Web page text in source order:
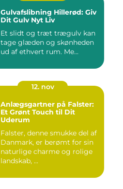
Gulvafslibning Hillerød: Giv
Dit Gulv Nyt Liv
Et slidt og træt trægulv kan
tage glæden og skønheden
ud af ethvert rum. Me...
12. nov
Anlægsgartner på Falster:
Et Grønt Touch til Dit
Uderum
Falster, denne smukke del af
Danmark, er berømt for sin
naturlige charme og rolige
landskab, ...